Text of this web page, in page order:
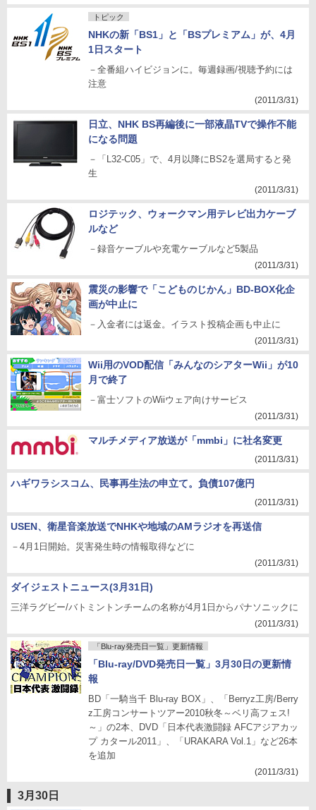
トピック
NHKの新「BS1」と「BSプレミアム」が、4月
1日スタート
－全番組ハイビジョンに。毎週録画/視聴予約には
注意
(2011/3/31)
日立、NHK BS再編後に一部液晶TVで操作不能
になる問題
－「L32-C05」で、4月以降にBS2を選局すると発
生
(2011/3/31)
ロジテック、ウォークマン用テレビ出力ケーブ
ルなど
－録音ケーブルや充電ケーブルなど5製品
(2011/3/31)
震災の影響で「こどものじかん」BD-BOX化企
画が中止に
－入金者には返金。イラスト投稿企画も中止に
(2011/3/31)
Wii用のVOD配信「みんなのシアターWii」が10
月で終了
－富士ソフトのWiiウェア向けサービス
(2011/3/31)
マルチメディア放送が「mmbi」に社名変更
(2011/3/31)
ハギワラシスコム、民事再生法の申立て。負債107億円
(2011/3/31)
USEN、衛星音楽放送でNHKや地域のAMラジオを再送信
－4月1日開始。災害発生時の情報取得などに
(2011/3/31)
ダイジェストニュース(3月31日)
三洋ラグビー/バトミントンチームの名称が4月1日からパナソニックに
(2011/3/31)
「Blu-ray発売日一覧」更新情報
「Blu-ray/DVD発売日一覧」3月30日の更新情
報
BD「一騎当千 Blu-ray BOX」、「Berryz工房/Berry
z工房コンサートツアー2010秋冬～ベリ高フェス!
～」の2本、DVD「日本代表激闘録 AFCアジアカッ
プ カタール2011」、「URAKARA Vol.1」など26本
を追加
(2011/3/31)
3月30日